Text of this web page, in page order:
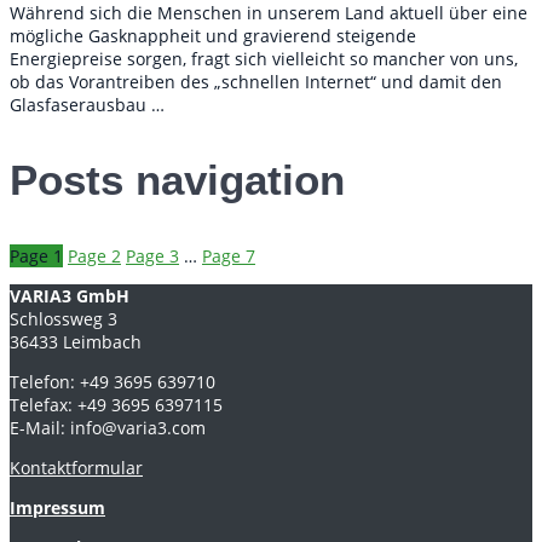
Während sich die Menschen in unserem Land aktuell über eine
mögliche Gasknappheit und gravierend steigende
Energiepreise sorgen, fragt sich vielleicht so mancher von uns,
ob das Vorantreiben des „schnellen Internet“ und damit den
Glasfaserausbau …
Posts navigation
Page 1 Page 2 Page 3 … Page 7
VARIA3 GmbH
Schlossweg 3
36433 Leimbach
Telefon: +49 3695 639710
Telefax: +49 3695 6397115
E-Mail: info@varia3.com
Kontaktformular
Impressum